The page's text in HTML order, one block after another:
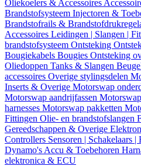
Oliekoelers & Accessoires
Brandstofsysteem Injectoren &
Brandstofrails &
Accessoires Leidingen | Slangen |
brandstofsysteem Ontsteking
Bougiekabels Bougies Ontsteking
Oliedoppen Tanks & Slangen
accessoires Overige stylingsdelen
Inserts & Overige Motorswap
Motorswap aandrijfassen
harnesses Motorswap pakketten
Fittingen Olie- en brandstofslangen
Gereedschappen & Overige
Controllers Sensoren | Schakelaars |
Dynamo's Accu & Toebehoren
elektronica & ECU